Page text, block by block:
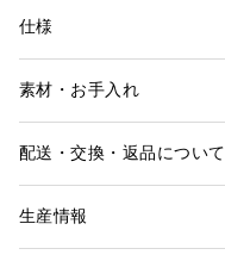
仕様
素材・お手入れ
配送・交換・返品について
生産情報